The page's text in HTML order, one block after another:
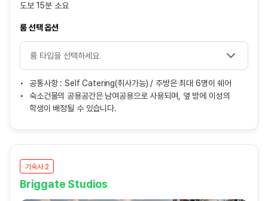
도보 15분 소요
룸 선택 옵션
공통사항 : Self Catering(취사가능) / 주방은 최대 6명이 쉐어
숙소건물의 공용공간은 남여공용으로 사용되며, 옆 방에 이성의
학생이 배정될 수 있습니다.
기숙사 2
Briggate Studios